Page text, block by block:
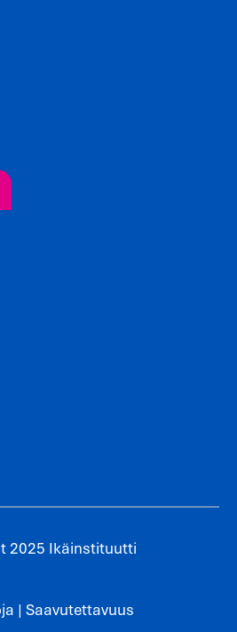
2025 Ikäinstituutti
| Saavutettavuus